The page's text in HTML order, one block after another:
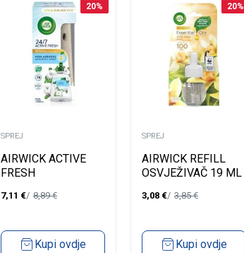
20%
SPREJ
AIRWICK ACTIVE
FRESH
228ML FRESH
7,11 € 8,89€
Kupi ovdje
20%
SPREJ
AIRWICK REFILL
OSVJEŽIVAČ 19 ML
BEAN
3,08 € 3,85€
Kupi ovdje